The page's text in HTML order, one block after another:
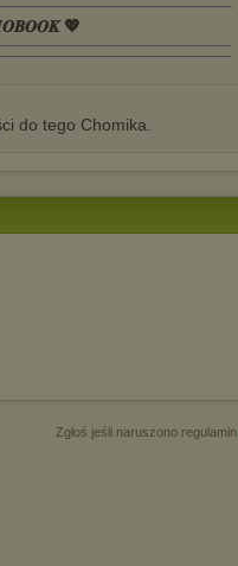
💖
do tego Chomika.
Zgłoś jeśli naruszono regulamin